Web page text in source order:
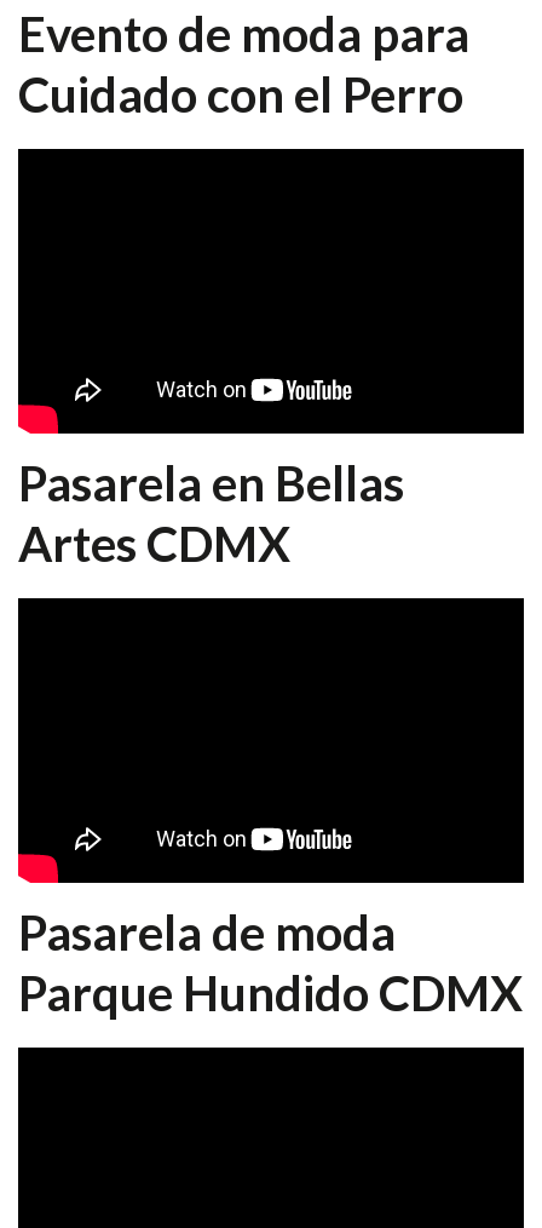
Evento de moda para
Cuidado con el Perro
Pasarela en Bellas
Artes CDMX
Pasarela de moda
Parque Hundido CDMX